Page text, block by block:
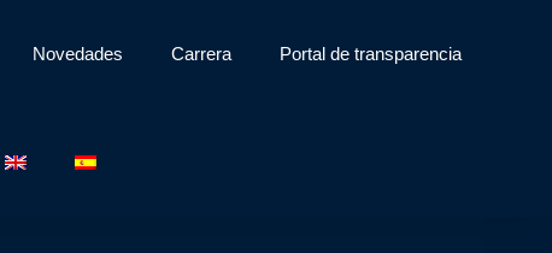
Novedades Carrera Portal de transparencia